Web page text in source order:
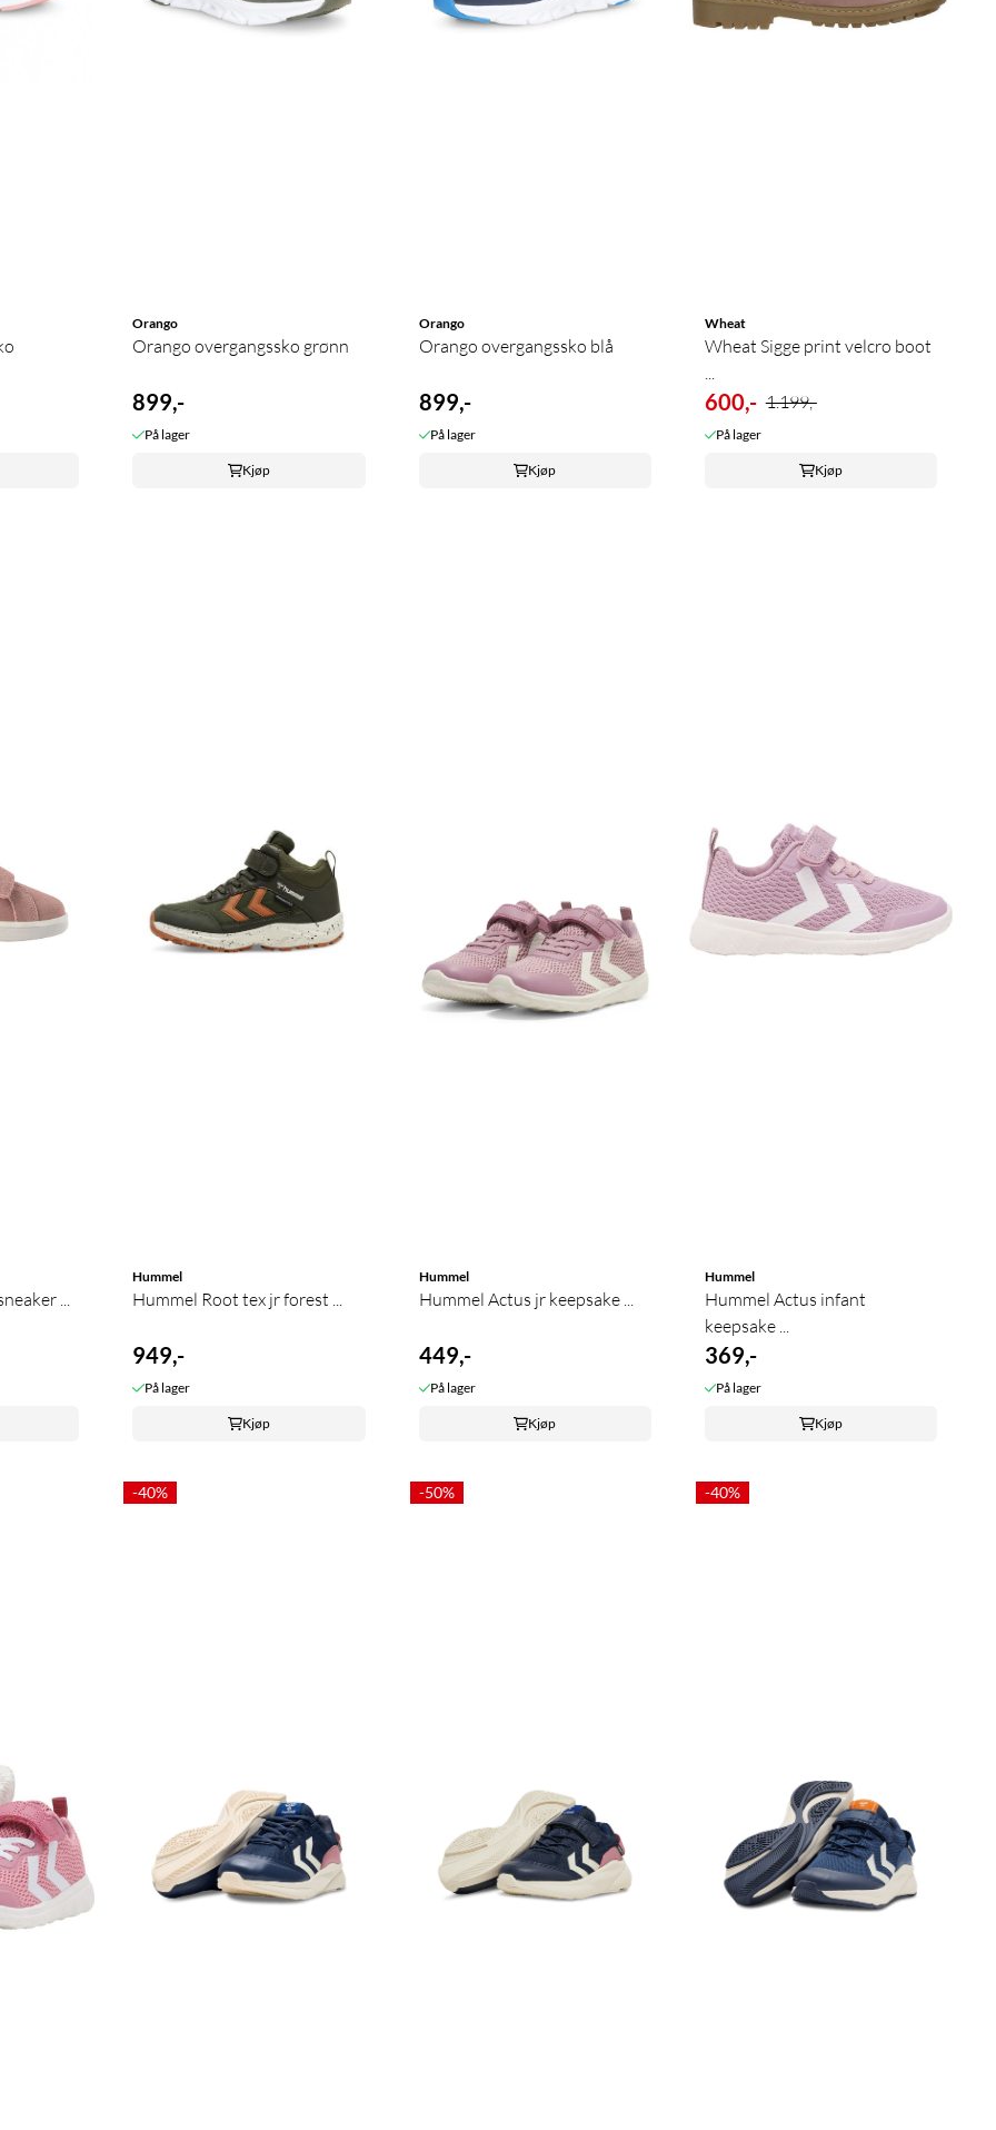
Orango
Orango overgangssko grønn
899,-
På lager
Kjøp
Orango
Orango overgangssko blå
899,-
På lager
Kjøp
Wheat
Wheat Sigge print velcro boot
600,- 1.199,-
På lager
Kjøp
...
Hummel
Hummel Root tex jr forest ...
949,-
På lager
Kjøp
Hummel
Hummel Actus jr keepsake ...
449,-
På lager
Kjøp
Hummel
Hummel Actus infant
keepsake ...
369,-
På lager
Kjøp
-40% -50% -40%